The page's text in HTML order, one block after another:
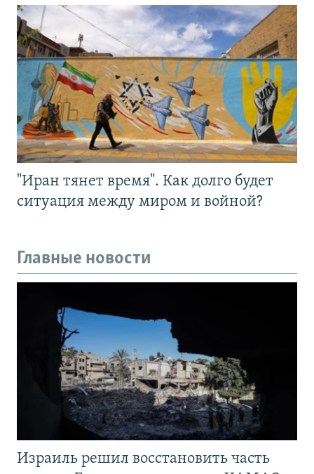
"Иран тянет время". Как долго будет
ситуация между миром и войной?
Главные новости
Израиль решил восстановить часть